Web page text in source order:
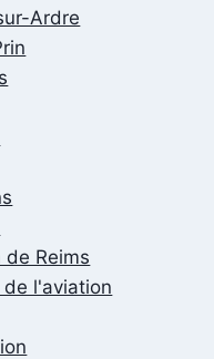
Ardre
Reims
de l'aviation